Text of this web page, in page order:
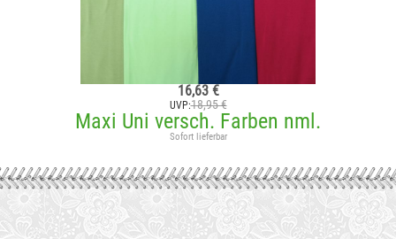
16,63 €
UVP:18,95 €
Maxi Uni versch. Farben nml.
Sofort lieferbar